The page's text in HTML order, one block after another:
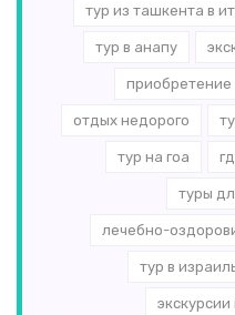
тур из ташкента в
тур в анапу
приобретение
отдых недорого
тур на гоа
туры
лечебно-
тур в